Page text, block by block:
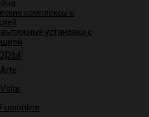
комплексы с
установки с